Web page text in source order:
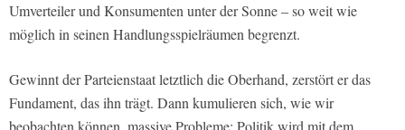
Umverteiler und Konsumenten unter der Sonne – so weit wie
möglich in seinen Handlungsspielräumen begrenzt.
Gewinnt der Parteienstaat letztlich die Oberhand, zerstört er das
Fundament, das ihn trägt. Dann kumulieren sich, wie wir
beobachten können, massive Probleme: Politik wird mit dem